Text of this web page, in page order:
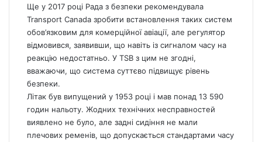
Ще у 2017 році Рада з безпеки рекомендувала
Transport Canada зробити встановлення таких систем
обов’язковим для комерційної авіації, але регулятор
відмовився, заявивши, що навіть із сигналом часу на
реакцію недостатньо. У TSB з цим не згодні,
вважаючи, що система суттєво підвищує рівень
безпеки.
Літак був випущений у 1953 році і мав понад 13 590
годин нальоту. Жодних технічних несправностей
виявлено не було, але задні сидіння не мали
плечових ременів, що допускається стандартами часу